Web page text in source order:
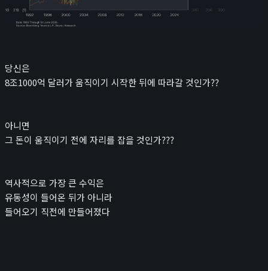
당신은
8조1000억 달러가 움직이기 시작한 뒤에 따라갈 것인가??
아니면
그 돈이 움직이기 전에 자리를 잡을 것인가???
역사적으로 가장 큰 수익은
유동성이 들어온 뒤가 아니라
들어오기 직전에 만들어졌다